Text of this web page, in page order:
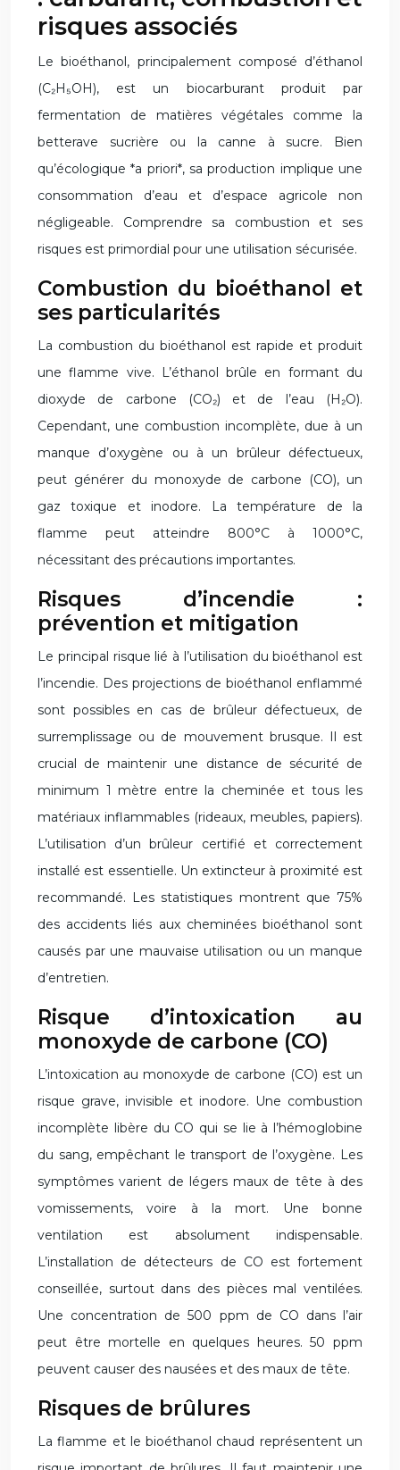
risques associés
Le bioéthanol, principalement composé d’éthanol
(C₂H₅OH), est un biocarburant produit par
fermentation de matières végétales comme la
betterave sucrière ou la canne à sucre. Bien
qu’écologique *a priori*, sa production implique une
consommation d’eau et d’espace agricole non
négligeable. Comprendre sa combustion et ses
risques est primordial pour une utilisation sécurisée.
Combustion du bioéthanol et
ses particularités
La combustion du bioéthanol est rapide et produit
une flamme vive. L’éthanol brûle en formant du
dioxyde de carbone (CO₂) et de l’eau (H₂O).
Cependant, une combustion incomplète, due à un
manque d’oxygène ou à un brûleur défectueux,
peut générer du monoxyde de carbone (CO), un
gaz toxique et inodore. La température de la
flamme peut atteindre 800°C à 1000°C,
nécessitant des précautions importantes.
Risques d’incendie :
prévention et mitigation
Le principal risque lié à l’utilisation du bioéthanol est
l’incendie. Des projections de bioéthanol enflammé
sont possibles en cas de brûleur défectueux, de
surremplissage ou de mouvement brusque. Il est
crucial de maintenir une distance de sécurité de
minimum 1 mètre entre la cheminée et tous les
matériaux inflammables (rideaux, meubles, papiers).
L’utilisation d’un brûleur certifié et correctement
installé est essentielle. Un extincteur à proximité est
recommandé. Les statistiques montrent que 75%
des accidents liés aux cheminées bioéthanol sont
causés par une mauvaise utilisation ou un manque
d’entretien.
Risque d’intoxication au
monoxyde de carbone (CO)
L’intoxication au monoxyde de carbone (CO) est un
risque grave, invisible et inodore. Une combustion
incomplète libère du CO qui se lie à l’hémoglobine
du sang, empêchant le transport de l’oxygène. Les
symptômes varient de légers maux de tête à des
vomissements, voire à la mort. Une bonne
ventilation est absolument indispensable.
L’installation de détecteurs de CO est fortement
conseillée, surtout dans des pièces mal ventilées.
Une concentration de 500 ppm de CO dans l’air
peut être mortelle en quelques heures. 50 ppm
peuvent causer des nausées et des maux de tête.
Risques de brûlures
La flamme et le bioéthanol chaud représentent un